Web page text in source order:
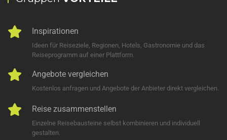
Inspirationen
Ideen für Reiseziele, Regionen, Hotels, Gastronomie und das
Reiseprogramm auf einer Plattform.
Angebote vergleichen
Kostenlos anfragen und Angebote der Anbieter direkt vergleichen.
Reise zusammenstellen
Einzelne Reisebausteine selbst kombinieren und individuell
gestalten.